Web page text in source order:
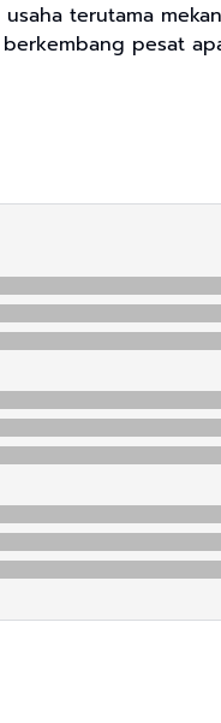
terutama
pesat